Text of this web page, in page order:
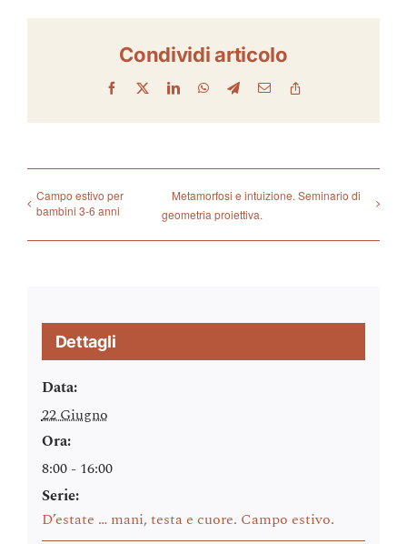
Condividi articolo
Facebook LinkedInWhatsAppTelegramEmail
Campo estivo per
bambini 3-6 anni
Metamorfosi e intuizione. Seminario di
geometria proiettiva.
Dettagli
Data:
22 Giugno
Ora:
8:00 - 16:00
Serie:
D’estate … mani, testa e cuore. Campo estivo.